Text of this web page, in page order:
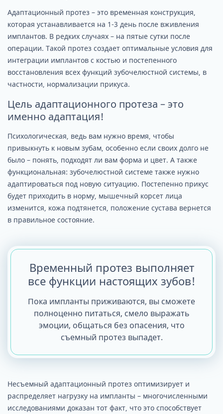
Адаптационный протез – это временная конструкция,
которая устанавливается на 1-3 день после вживления
имплантов. В редких случаях – на пятые сутки после
операции. Такой протез создает оптимальные условия для
интеграции имплантов с костью и постепенного
восстановления всех функций зубочелюстной системы, в
частности, нормализации прикуса.
Цель адаптационного протеза – это
именно адаптация!
Психологическая, ведь вам нужно время, чтобы
привыкнуть к новым зубам, особенно если своих долго не
было – понять, подходят ли вам форма и цвет. А также
функциональная: зубочелюстной системе также нужно
адаптироваться под новую ситуацию. Постепенно прикус
будет приходить в норму, мышечный корсет лица
изменится, кожа подтянется, положение сустава вернется
в правильное состояние.
Временный протез выполняет
все функции настоящих зубов!
Пока импланты приживаются, вы сможете
полноценно питаться, смело выражать
эмоции, общаться без опасения, что
съемный протез выпадет.
Несъемный адаптационный протез оптимизирует и
распределяет нагрузку на импланты – многочисленными
исследованиями доказан тот факт, что это способствует